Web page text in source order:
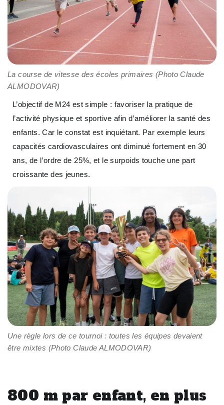
La course de vitesse des écoles primaires (Photo Claude
ALMODOVAR)
L’objectif de M24 est simple : favoriser la pratique de
l’activité physique et sportive afin d’améliorer la santé des
enfants. Car le constat est inquiétant. Par exemple leurs
capacités cardiovasculaires ont diminué fortement en 30
ans, de l’ordre de 25%, et le surpoids touche une part
croissante des jeunes.
Une règle lors de ce tournoi : toutes les équipes devaient
être mixtes (Photo Claude ALMODOVAR)
800 m par enfant, en plus